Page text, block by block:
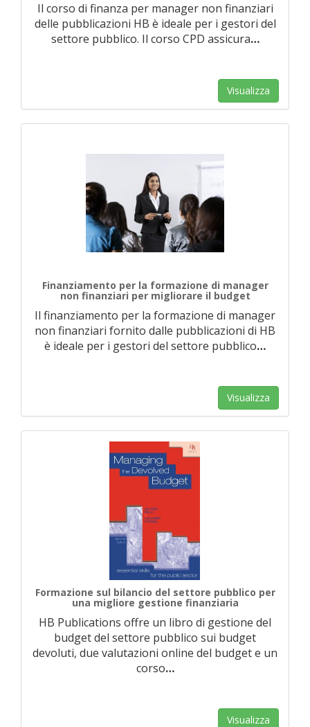
Il corso di finanza per manager non finanziari
delle pubblicazioni HB è ideale per i gestori del
settore pubblico. Il corso CPD assicura…
Visualizza
Finanziamento per la formazione di manager
non finanziari per migliorare il budget
Il finanziamento per la formazione di manager
non finanziari fornito dalle pubblicazioni di HB
è ideale per i gestori del settore pubblico…
Visualizza
Formazione sul bilancio del settore pubblico per
una migliore gestione finanziaria
HB Publications offre un libro di gestione del
budget del settore pubblico sui budget
devoluti, due valutazioni online del budget e un
corso…
Visualizza